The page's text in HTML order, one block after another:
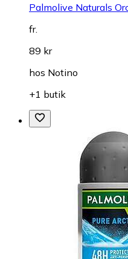
Palmolive Naturals
fr.
89 kr
hos Notino
+1 butik